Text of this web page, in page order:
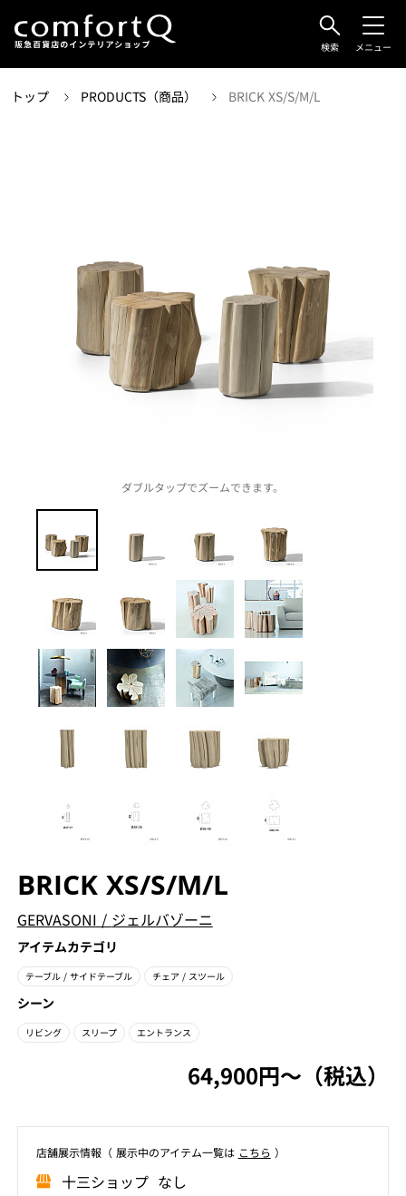
検索 メニュー
トップ PRODUCTS（商品） BRICK XS/S/M/L
ダブルタップでズームできます。
BRICK XS/S/M/L
GERVASONI / ジェルバゾーニ
アイテムカテゴリ
テーブル / サイドテーブル チェア / スツール
シーン
リビング スリープ エントランス
64,900円〜（税込）
店舗展⽰情報（ 展⽰中のアイテム⼀覧は こちら ）
⼗三ショップ なし